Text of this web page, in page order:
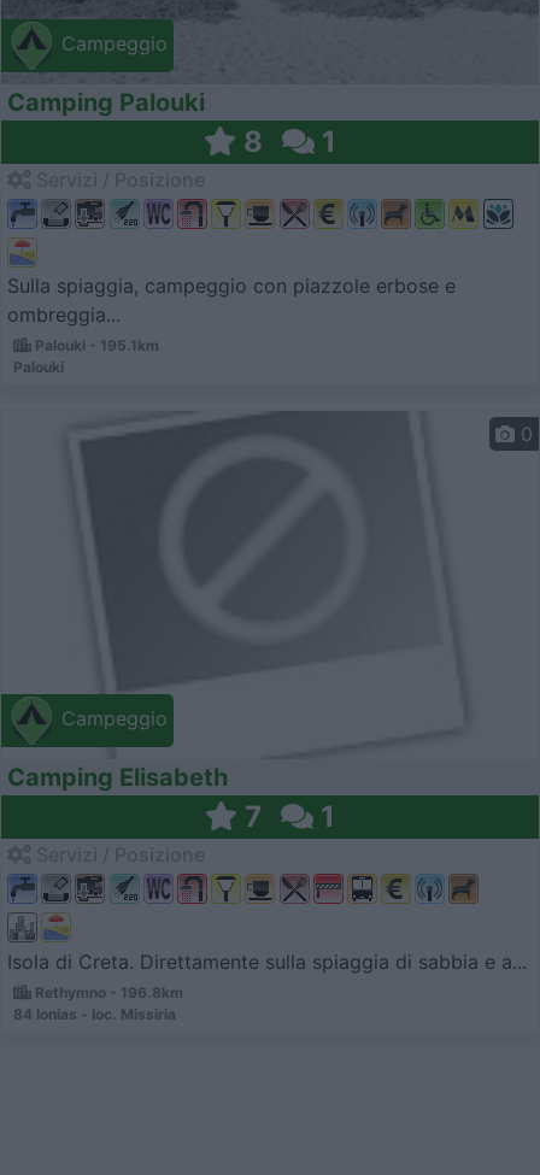
Campeggio
Camping Palouki
8 1
Sulla spiaggia, campeggio con piazzole erbose e
ombreggia...
Palouki - 195.1km
Palouki
Campeggio
0
Camping Elisabeth
7 1
Isola di Creta. Direttamente sulla spiaggia di sabbia e a...
Rethymno - 196.8km
84 Ionias - loc. Missiria